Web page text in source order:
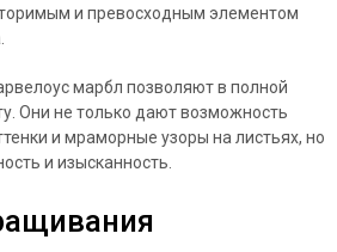
и превосходным элементом
марбл позволяют в полной
Они не только дают возможность
и мраморные узоры на листьях, но
и изысканность.